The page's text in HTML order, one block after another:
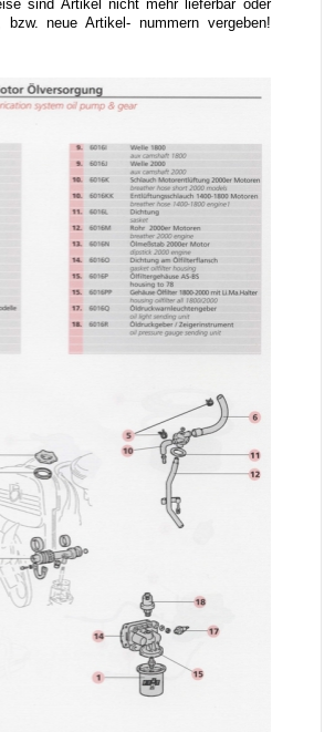
sind Artikel nicht mehr lieferbar oder
bzw. neue Artikel- nummern vergeben!